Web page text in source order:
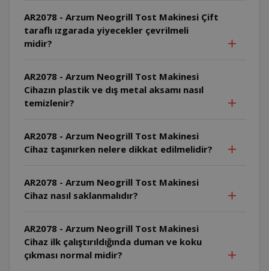
AR2078 - Arzum Neogrill Tost Makinesi Çift
taraflı ızgarada yiyecekler çevrilmeli
midir?
AR2078 - Arzum Neogrill Tost Makinesi
Cihazın plastik ve dış metal aksamı nasıl
temizlenir?
AR2078 - Arzum Neogrill Tost Makinesi
Cihaz taşınırken nelere dikkat edilmelidir?
AR2078 - Arzum Neogrill Tost Makinesi
Cihaz nasıl saklanmalıdır?
AR2078 - Arzum Neogrill Tost Makinesi
Cihaz ilk çalıştırıldığında duman ve koku
çıkması normal midir?